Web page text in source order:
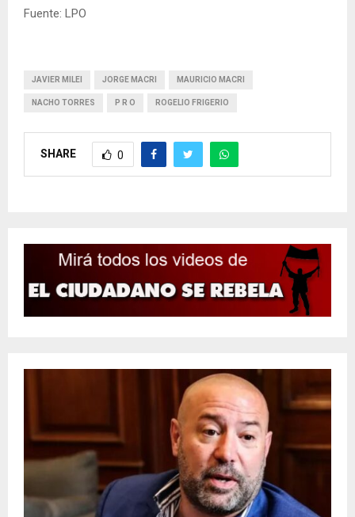
Fuente: LPO
JAVIER MILEI JORGE MACRI MAURICIO MACRI
NACHO TORRES P R O ROGELIO FRIGERIO
SHARE 0